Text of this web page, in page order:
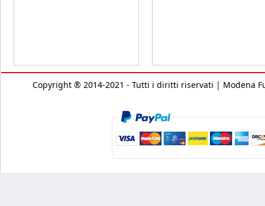
Copyright ® 2014-2021 - Tutti i diritti riservati | Modena